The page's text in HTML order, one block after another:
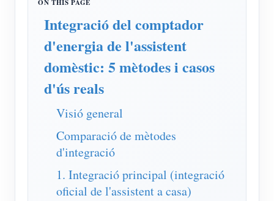
Simulador IAMMETER
Mesurador virtual
Sistema de Predicció i Simulació Energètica
Aplicacions
Sistema de control de calefacció fotovoltaica
Domòtica
Monitorització energètica de fàbrica
Inici ràpid del producte
Document
Vídeo tutorial
Comunitat
Desenvolupador
Integració del comptador
d'energia de l'assistent
domèstic: 5 mètodes i casos
d'ús reals
Visió general
Comparació de mètodes
d'integració
1. Integració principal (integració
oficial de l'assistent a casa)